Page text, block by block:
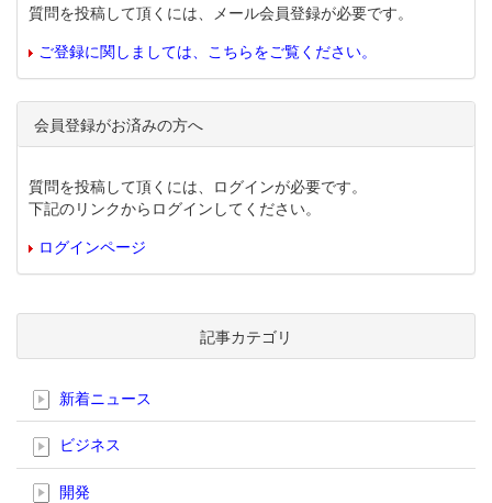
質問を投稿して頂くには、メール会員登録が必要です。
ご登録に関しましては、こちらをご覧ください。
会員登録がお済みの方へ
質問を投稿して頂くには、ログインが必要です。
下記のリンクからログインしてください。
ログインページ
記事カテゴリ
新着ニュース
ビジネス
開発